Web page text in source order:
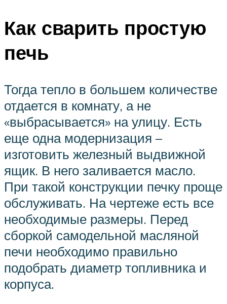
Как сварить простую
печь
Тогда тепло в большем количестве
отдается в комнату, а не
«выбрасывается» на улицу. Есть
еще одна модернизация –
изготовить железный выдвижной
ящик. В него заливается масло.
При такой конструкции печку проще
обслуживать. На чертеже есть все
необходимые размеры. Перед
сборкой самодельной масляной
печи необходимо правильно
подобрать диаметр топливника и
корпуса.